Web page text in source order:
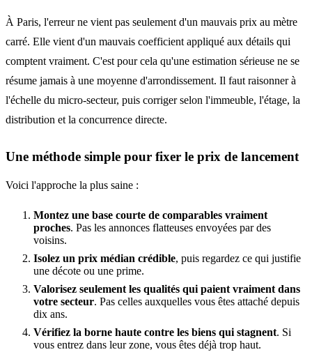
À Paris, l'erreur ne vient pas seulement d'un mauvais prix au mètre
carré. Elle vient d'un mauvais coefficient appliqué aux détails qui
comptent vraiment. C'est pour cela qu'une estimation sérieuse ne se
résume jamais à une moyenne d'arrondissement. Il faut raisonner à
l'échelle du micro-secteur, puis corriger selon l'immeuble, l'étage, la
distribution et la concurrence directe.
Une méthode simple pour fixer le prix de lancement
Voici l'approche la plus saine :
Montez une base courte de comparables vraiment
proches. Pas les annonces flatteuses envoyées par des
voisins.
Isolez un prix médian crédible, puis regardez ce qui justifie
une décote ou une prime.
Valorisez seulement les qualités qui paient vraiment dans
votre secteur. Pas celles auxquelles vous êtes attaché depuis
dix ans.
Vérifiez la borne haute contre les biens qui stagnent. Si
vous entrez dans leur zone, vous êtes déjà trop haut.